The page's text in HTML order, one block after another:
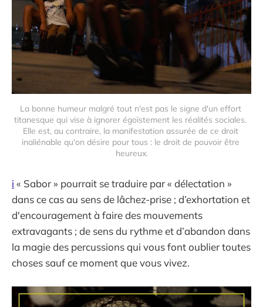
La bonne humeur malgré tout n'est pas le signe d'un effort
titanesque qui vise à ignorer égoïstement les réalités sociales.
Elle est, au contraire, la manifestation assurée de ce droit
inaliénable qu'on désire pour tous : le droit de pouvoir être
heureux.
i « Sabor » pourrait se traduire par « délectation »
dans ce cas au sens de lâchez-prise ; d’exhortation et
d'encouragement à faire des mouvements
extravagants ; de sens du rythme et d’abandon dans
la magie des percussions qui vous font oublier toutes
choses sauf ce moment que vous vivez.